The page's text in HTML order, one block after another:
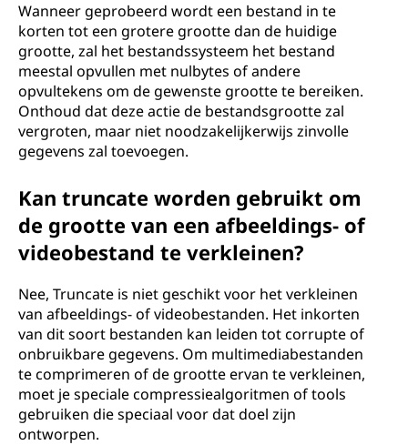
Wanneer geprobeerd wordt een bestand in te
korten tot een grotere grootte dan de huidige
grootte, zal het bestandssysteem het bestand
meestal opvullen met nulbytes of andere
opvultekens om de gewenste grootte te bereiken.
Onthoud dat deze actie de bestandsgrootte zal
vergroten, maar niet noodzakelijkerwijs zinvolle
gegevens zal toevoegen.
Kan truncate worden gebruikt om
de grootte van een afbeeldings- of
videobestand te verkleinen?
Nee, Truncate is niet geschikt voor het verkleinen
van afbeeldings- of videobestanden. Het inkorten
van dit soort bestanden kan leiden tot corrupte of
onbruikbare gegevens. Om multimediabestanden
te comprimeren of de grootte ervan te verkleinen,
moet je speciale compressiealgoritmen of tools
gebruiken die speciaal voor dat doel zijn
ontworpen.